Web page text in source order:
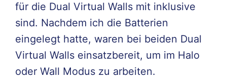
für die Dual Virtual Walls mit inklusive
sind. Nachdem ich die Batterien
eingelegt hatte, waren bei beiden Dual
Virtual Walls einsatzbereit, um im Halo
oder Wall Modus zu arbeiten.